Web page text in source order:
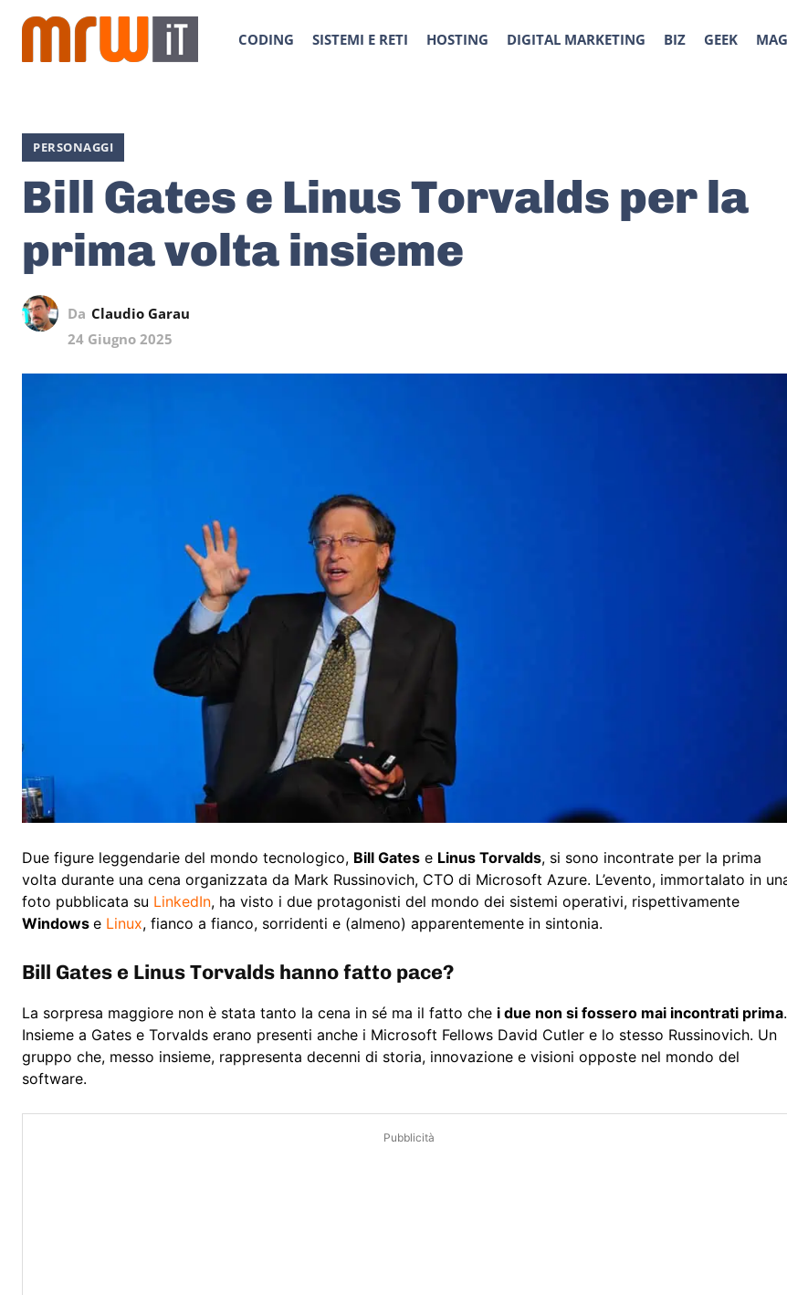
CODING SISTEMI E RETI HOSTING DIGITAL MARKETING BIZ GEEK
PERSONAGGI
Bill Gates e Linus Torvalds per la
prima volta insieme
Da Claudio Garau
24 Giugno 2025
Due figure leggendarie del mondo tecnologico, Bill Gates e Linus Torvalds, si sono incontrate per la prima
volta durante una cena organizzata da Mark Russinovich, CTO di Microsoft Azure. L’evento, immortalato in
foto pubblicata su LinkedIn, ha visto i due protagonisti del mondo dei sistemi operativi, rispettivamente
Windows e Linux, fianco a fianco, sorridenti e (almeno) apparentemente in sintonia.
Bill Gates e Linus Torvalds hanno fatto pace?
La sorpresa maggiore non è stata tanto la cena in sé ma il fatto che i due non si fossero mai incontrati prima.
Insieme a Gates e Torvalds erano presenti anche i Microsoft Fellows David Cutler e lo stesso Russinovich. Un
gruppo che, messo insieme, rappresenta decenni di storia, innovazione e visioni opposte nel mondo del
software.
Pubblicità